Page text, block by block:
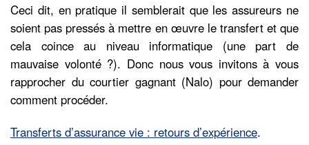
Ceci dit, en pratique il semblerait que les assureurs ne
soient pas pressés à mettre en œuvre le transfert et que
cela coince au niveau informatique (une part de
mauvaise volonté ?). Donc nous vous invitons à vous
rapprocher du courtier gagnant (Nalo) pour demander
comment procéder.
Transferts d’assurance vie : retours d’expérience.